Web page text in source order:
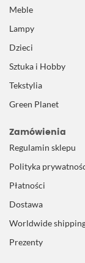
Meble
Lampy
Dzieci
Sztuka i Hobby
Tekstylia
Green Planet
Zamówienia
Regulamin sklepu
Polityka
Płatności
Dostawa
Worldwide
Prezenty